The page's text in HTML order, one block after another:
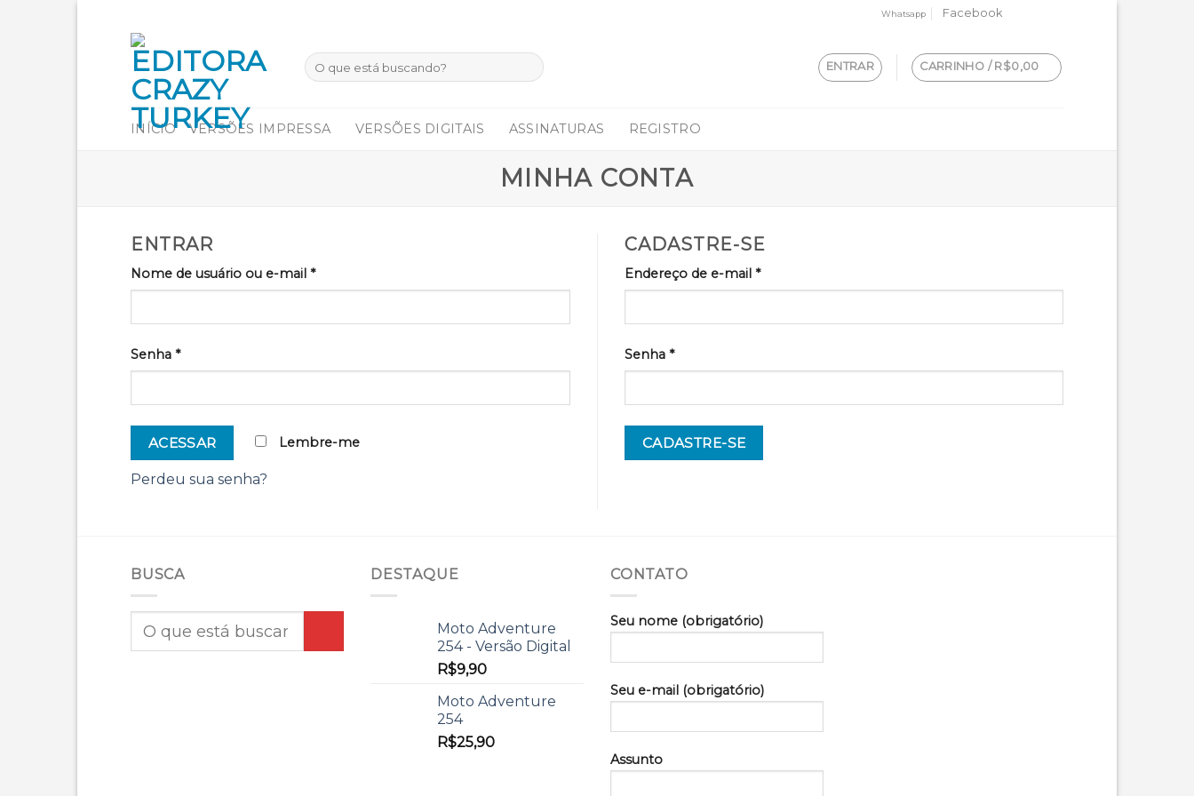
Whatsapp Facebook
ENTRAR CARRINHO / R$0,00
INÍCIO VERSÕES IMPRESSA VERSÕES DIGITAIS ASSINATURAS REGISTRO
MINHA CONTA
ENTRAR
Nome de usuário ou e-mail *
Senha *
ACESSAR Lembre-me
Perdeu sua senha?
CADASTRE-SE
Endereço de e-mail *
Senha *
CADASTRE-SE
BUSCA DESTAQUE
Moto Adventure
254 - Versão Digital
R$9,90
Moto Adventure
254
R$25,90
CONTATO
Seu nome (obrigatório)
Seu e-mail (obrigatório)
Assunto